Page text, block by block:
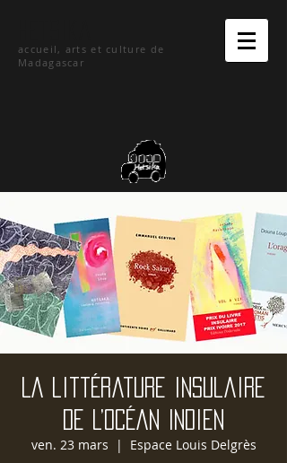
accueil, arts et culture de
Madagascar
La littérature insulaire
de l’Océan Indien
ven. 23 mars
  |
Espace Louis Delgrès